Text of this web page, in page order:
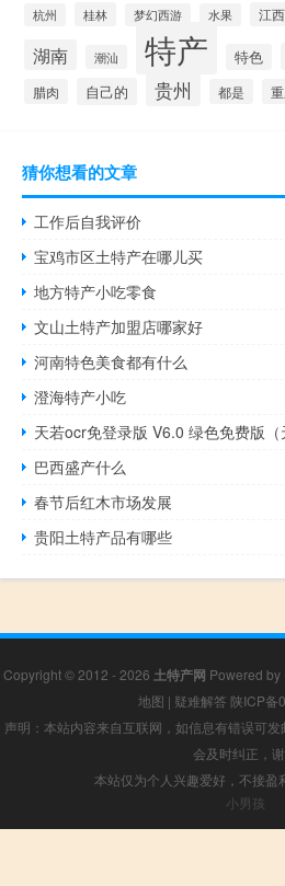
杭州 桂林 梦幻西游 水果 江西
湖南 潮汕 特产 特色
腊肉 自己的 贵州 都是
猜你想看的文章
工作后自我评价
宝鸡市区土特产在哪儿买
地方特产小吃零食
文山土特产加盟店哪家好
河南特色美食都有什么
澄海特产小吃
巴西盛产什么
春节后红木市场发展
贵阳土特产品有哪些
Copyright © 2012 - 2026 土特产网 Powered by
地图 | 疑难解答 陕ICP备
声明：本站内容来自互联网，如信息有错误可
会及时纠正，
本站仅为个人兴趣爱好，不接盈
小男孩